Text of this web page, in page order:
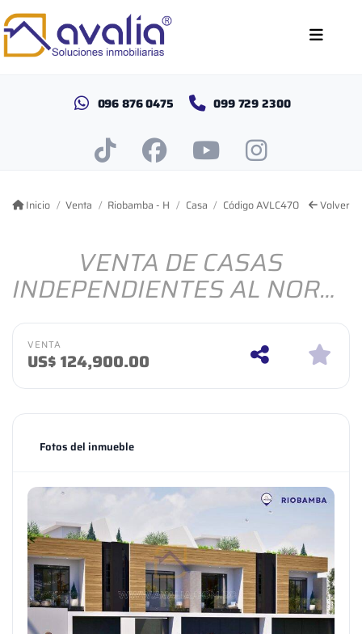
096 876 0475 099 729 2300
Inicio Venta Riobamba - H Casa Código AVLC470 Volver
VENTA DE CASAS
INDEPENDIENTES AL NORTE
DE RIOBAMBA, 3
DORMITORIOS
VENTA
US$124,900.00
Fotos del inmueble